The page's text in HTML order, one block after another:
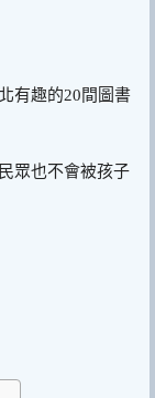
有趣的20間圖書
眾也不會被孩子